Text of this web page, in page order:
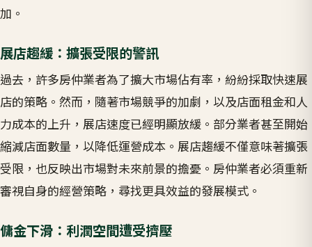
加。
展店趨緩：擴張受限的警訊
過去，許多房仲業者為了擴大市場佔有率，紛紛採取快速展
店的策略。然而，隨著市場競爭的加劇，以及店面租金和人
力成本的上升，展店速度已經明顯放緩。部分業者甚至開始
縮減店面數量，以降低運營成本。展店趨緩不僅意味著擴張
受限，也反映出市場對未來前景的擔憂。房仲業者必須重新
審視自身的經營策略，尋找更具效益的發展模式。
傭金下滑：利潤空間遭受擠壓